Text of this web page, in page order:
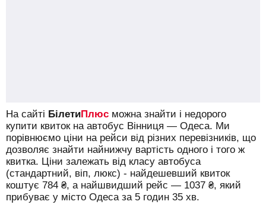
На сайті БілетиПлюс можна знайти і недорого
купити квиток на автобус Вінниця — Одеса. Ми
порівнюємо ціни на рейси від різних перевізників, що
дозволяє знайти найнижчу вартість одного і того ж
квитка. Ціни залежать від класу автобуса
(стандартний, віп, люкс) - найдешевший квиток
коштує 784 ₴, а найшвидший рейс — 1037 ₴, який
прибуває у місто Одеса за 5 годин 35 хв.